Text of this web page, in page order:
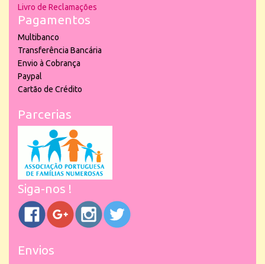
Livro de Reclamações
Pagamentos
Multibanco
Transferência Bancária
Envio à Cobrança
Paypal
Cartão de Crédito
Parcerias
Siga-nos !
Envios